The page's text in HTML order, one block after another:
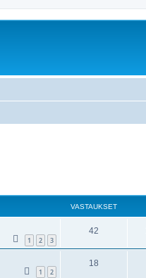
VASTAUKSET
1 2 3
42
1 2
18